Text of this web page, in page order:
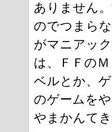
ありません
のでつまら
がマニアッ
は、ＦＦの
ベルとか、
のゲームを
やまかんてき